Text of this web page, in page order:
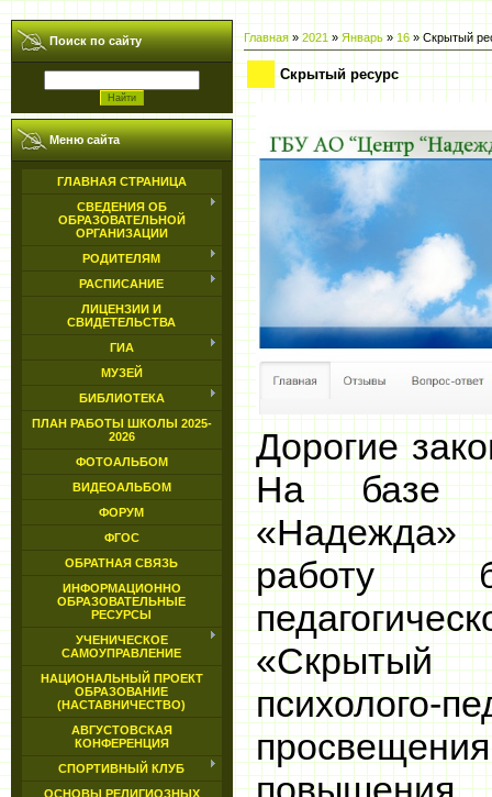
Поиск по сайту
Меню сайта
ГЛАВНАЯ СТРАНИЦА
СВЕДЕНИЯ ОБ
ОБРАЗОВАТЕЛЬНОЙ
ОРГАНИЗАЦИИ
РОДИТЕЛЯМ
РАСПИСАНИЕ
ЛИЦЕНЗИИ И
СВИДЕТЕЛЬСТВА
ГИА
МУЗЕЙ
БИБЛИОТЕКА
ПЛАН РАБОТЫ ШКОЛЫ 2025-
2026
ФОТОАЛЬБОМ
ВИДЕОАЛЬБОМ
ФОРУМ
ФГОС
ОБРАТНАЯ СВЯЗЬ
ИНФОРМАЦИОННО
ОБРАЗОВАТЕЛЬНЫЕ
РЕСУРСЫ
УЧЕНИЧЕСКОЕ
САМОУПРАВЛЕНИЕ
НАЦИОНАЛЬНЫЙ ПРОЕКТ
ОБРАЗОВАНИЕ
(НАСТАВНИЧЕСТВО)
АВГУСТОВСКАЯ
КОНФЕРЕНЦИЯ
СПОРТИВНЫЙ КЛУБ
ОСНОВЫ РЕЛИГИОЗНЫХ
Главная»2021 » Январь » 16» Скрытый
Скрытый ресурс
Дорогие
На базе
работу
психолого-